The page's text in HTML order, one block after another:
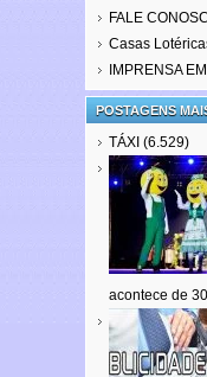
FALE
Casas
IMPRENSA
POSTAGENS
TÁXI (6.529)
acontece de